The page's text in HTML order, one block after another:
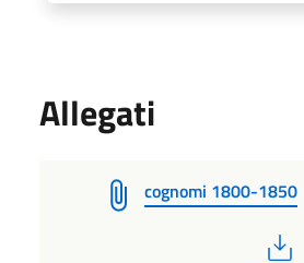
Allegati
cognomi 1800-1850